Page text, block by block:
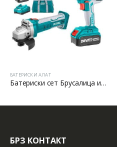
БАТЕРИСКИ АЛАТ
Батериски сет Брусалица и Бормашина 20V
БРЗ КОНТАКТ